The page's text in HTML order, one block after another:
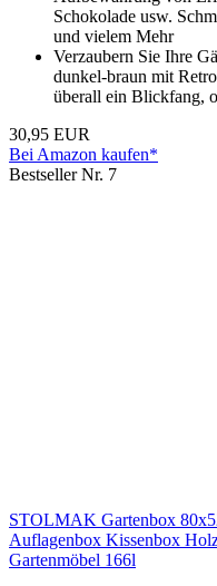
Schokolade usw.
und vielem Mehr
Verzaubern Sie Ihre
dunkel-braun mit
überall ein Blickfang,
30,95 EUR
Bei Amazon kaufen*
Bestseller Nr. 7
STOLMAK Gartenbox
Auflagenbox Kissenbox
Gartenmöbel 166l